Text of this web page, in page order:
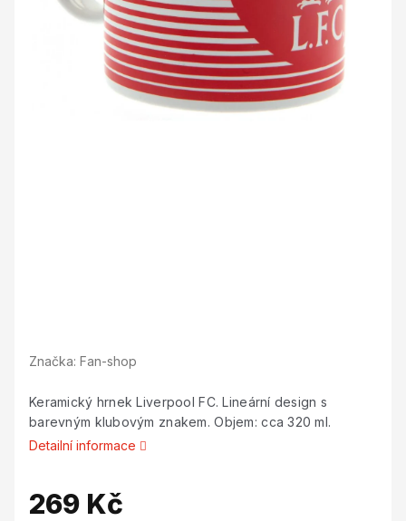
Značka: Fan-shop
Keramický hrnek Liverpool FC. Lineární design s
barevným klubovým znakem. Objem: cca 320 ml.
Detailní informace
269 Kč